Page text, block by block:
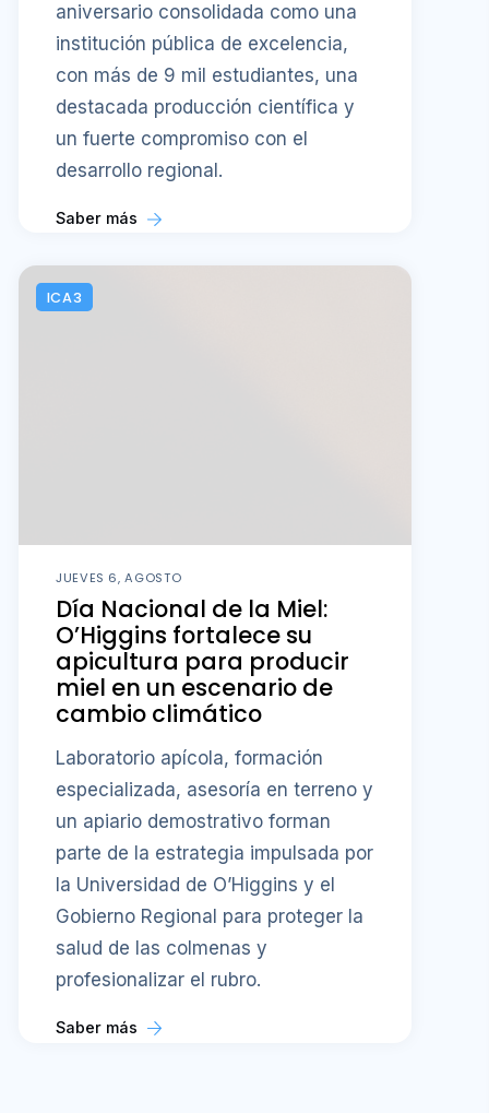
aniversario consolidada como una
institución pública de excelencia,
con más de 9 mil estudiantes, una
destacada producción científica y
un fuerte compromiso con el
desarrollo regional.
Saber más
ICA3
JUEVES 6, AGOSTO
Día Nacional de la Miel:
O’Higgins fortalece su
apicultura para producir
miel en un escenario de
cambio climático
Laboratorio apícola, formación
especializada, asesoría en terreno y
un apiario demostrativo forman
parte de la estrategia impulsada por
la Universidad de O’Higgins y el
Gobierno Regional para proteger la
salud de las colmenas y
profesionalizar el rubro.
Saber más